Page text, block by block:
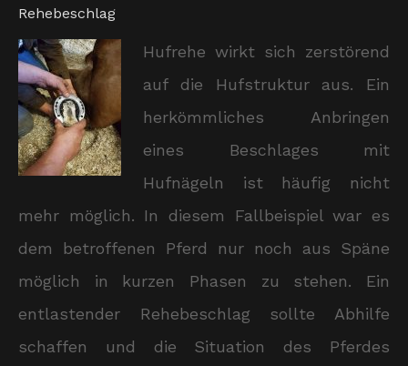
Rehebeschlag
Hufrehe wirkt sich zerstörend
auf die Hufstruktur aus. Ein
herkömmliches Anbringen
eines Beschlages mit
Hufnägeln ist häufig nicht
mehr möglich. In diesem Fallbeispiel war es
dem betroffenen Pferd nur noch aus Späne
möglich in kurzen Phasen zu stehen. Ein
entlastender Rehebeschlag sollte Abhilfe
schaffen und die Situation des Pferdes